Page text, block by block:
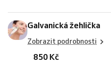
Galvanická žehlička
Zobrazit podrobnosti
850 Kč